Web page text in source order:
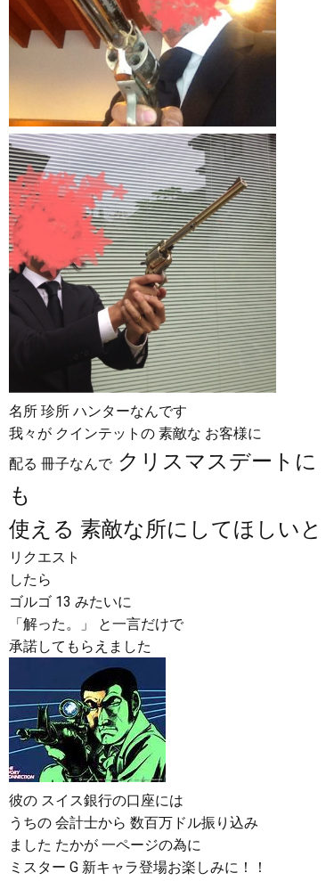
名所 珍所 ハンターなんです
我々が クインテットの 素敵な お客様に
配る 冊子なんでクリスマスデートに
も
使える 素敵な所にしてほしいと
リクエスト
したら
ゴルゴ 13 みたいに
「解った。」 と一言だけで
承諾してもらえました
彼の スイス銀行の口座には
うちの 会計士から 数百万ドル振り込み
ました たかが 一ページの為に
ミスター G 新キャラ登場お楽しみに！！